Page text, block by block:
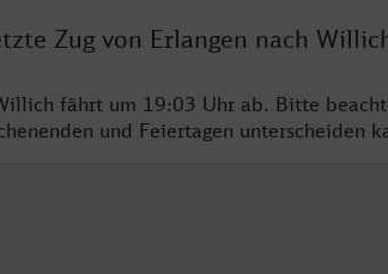
Zug von Erlangen nach
fährt um 19:03 Uhr ab. Bitte
und Feiertagen unterscheiden